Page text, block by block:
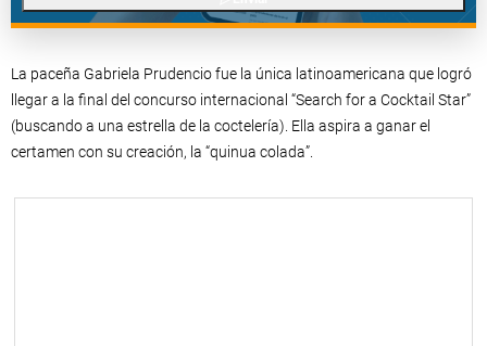
La paceña Gabriela Prudencio fue la única latinoamericana que logró
llegar a la final del concurso internacional “Search for a Cocktail Star”
(buscando a una estrella de la coctelería). Ella aspira a ganar el
certamen con su creación, la “quinua colada”.